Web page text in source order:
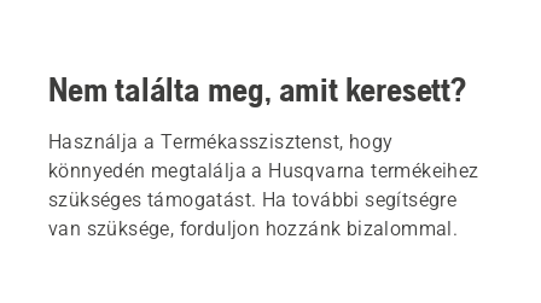
Nem találta meg, amit keresett?
Használja a Termékasszisztenst, hogy
könnyedén megtalálja a Husqvarna termékeihez
szükséges támogatást. Ha további segítségre
van szüksége, forduljon hozzánk bizalommal.